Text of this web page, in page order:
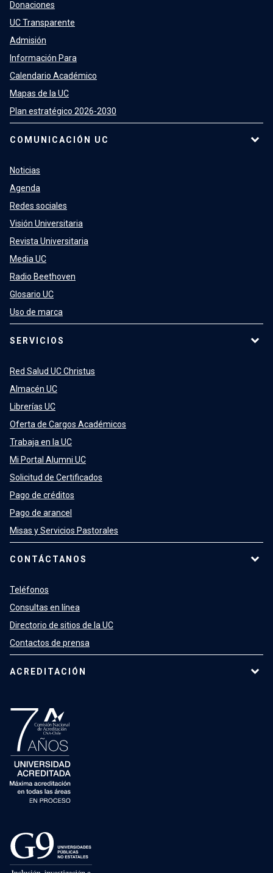
Donaciones
UC Transparente
Admisión
Información Para
Calendario Académico
Mapas de la UC
Plan estratégico 2026-2030
COMUNICACIÓN UC
Noticias
Agenda
Redes sociales
Visión Universitaria
Revista Universitaria
Media UC
Radio Beethoven
Glosario UC
Uso de marca
SERVICIOS
Red Salud UC Christus
Almacén UC
Librerías UC
Oferta de Cargos Académicos
Trabaja en la UC
Mi Portal Alumni UC
Solicitud de Certificados
Pago de créditos
Pago de arancel
Misas y Servicios Pastorales
CONTÁCTANOS
Teléfonos
Consultas en línea
Directorio de sitios de la UC
Contactos de prensa
ACREDITACIÓN